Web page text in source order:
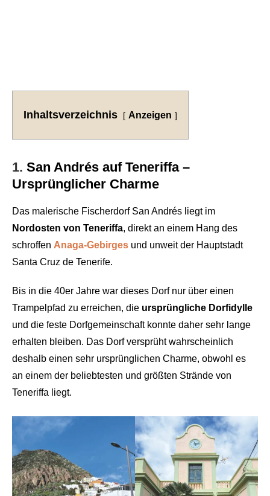
Inhaltsverzeichnis Anzeigen
1. San Andrés auf Teneriffa –
Ursprünglicher Charme
Das malerische Fischerdorf San Andrés liegt im
Nordosten von Teneriffa, direkt an einem Hang des
schroffen Anaga-Gebirges und unweit der Hauptstadt
Santa Cruz de Tenerife.
Bis in die 40er Jahre war dieses Dorf nur über einen
Trampelpfad zu erreichen, die ursprüngliche Dorfidylle
und die feste Dorfgemeinschaft konnte daher sehr lange
erhalten bleiben. Das Dorf versprüht wahrscheinlich
deshalb einen sehr ursprünglichen Charme, obwohl es
an einem der beliebtesten und größten Strände von
Teneriffa liegt.